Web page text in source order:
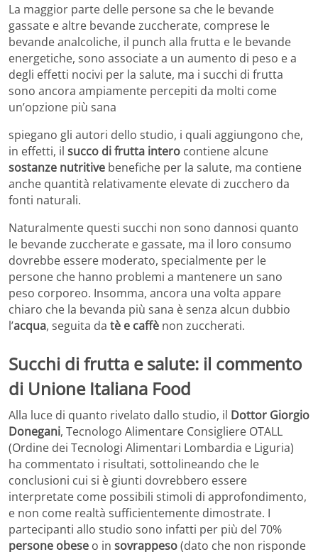
La maggior parte delle persone sa che le bevande
gassate e altre bevande zuccherate, comprese le
bevande analcoliche, il punch alla frutta e le bevande
energetiche, sono associate a un aumento di peso e a
degli effetti nocivi per la salute, ma i succhi di frutta
sono ancora ampiamente percepiti da molti come
un’opzione più sana
spiegano gli autori dello studio, i quali aggiungono che,
in effetti, il succo di frutta intero contiene alcune
sostanze nutritive benefiche per la salute, ma contiene
anche quantità relativamente elevate di zucchero da
fonti naturali.
Naturalmente questi succhi non sono dannosi quanto
le bevande zuccherate e gassate, ma il loro consumo
dovrebbe essere moderato, specialmente per le
persone che hanno problemi a mantenere un sano
peso corporeo. Insomma, ancora una volta appare
chiaro che la bevanda più sana è senza alcun dubbio
l’acqua, seguita da tè e caffè non zuccherati.
Succhi di frutta e salute: il commento
di Unione Italiana Food
Alla luce di quanto rivelato dallo studio, il Dottor Giorgio
Donegani, Tecnologo Alimentare Consigliere OTALL
(Ordine dei Tecnologi Alimentari Lombardia e Liguria)
ha commentato i risultati, sottolineando che le
conclusioni cui si è giunti dovrebbero essere
interpretate come possibili stimoli di approfondimento,
e non come realtà sufficientemente dimostrate. I
partecipanti allo studio sono infatti per più del 70%
persone obese o in sovrappeso(dato che non risponde